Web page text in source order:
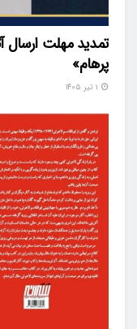
تمدید مهلت ارسال
پرهام»